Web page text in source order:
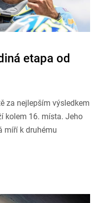
etapa od
za nejlepším výsledkem
kolem 16. místa. Jeho
míří k druhému